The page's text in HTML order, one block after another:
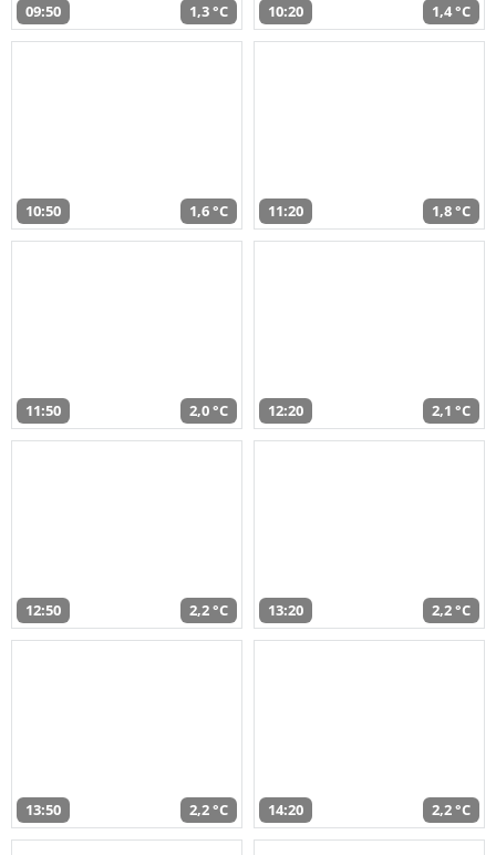
09:50 1,3 °C 10:20 1,4 °C
10:50 1,6 °C 11:20 1,8 °C
11:50 2,0 °C 12:20 2,1 °C
12:50 2,2 °C 13:20 2,2 °C
13:50 2,2 °C 14:20 2,2 °C